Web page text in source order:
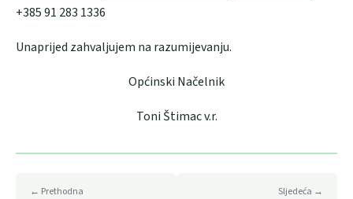
+385 91 283 1336
Unaprijed zahvaljujem na razumijevanju.
Općinski Načelnik
Toni Štimac v.r.
← Prethodna Sljedeća →